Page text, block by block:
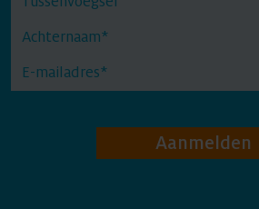
Aanmelden